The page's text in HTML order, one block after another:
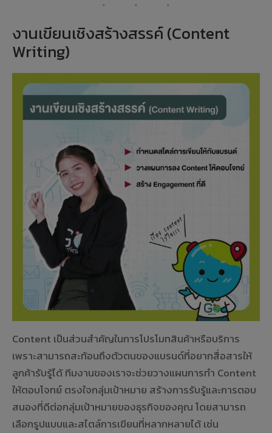
งานเขียนเชิงสร้างสรรค์ (Content
Writing)
Content เป็นส่วนสำคัญในการโปรโมทสินค้าหรือบริการ
เพราะสามารถสะท้อนถึงตัวตนของแบรนด์ที่อยากสื่อสารให้
ลูกค้ารับรู้ได้ ทีมงานของเราจะช่วยวางแผนการทำ Content
ให้ตอบโจทย์ ตรงใจกลุ่มเป้าหมาย สร้างการรับรู้และการตอบ
สนองที่ดีต่อกลุ่มเป้าหมายของธุรกิจของคุณ โดยสามารถ
เลือกรูปแบบและสไตล์การเขียนที่หลากหลายได้ เช่น